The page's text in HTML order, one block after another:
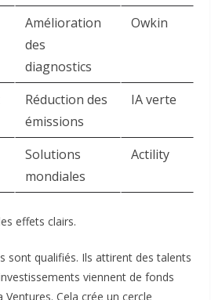
Amélioration
des
diagnostics
Owkin
Réduction des
émissions
IA verte
Solutions
mondiales
Actility
effets clairs.
sont qualifiés. Ils attirent des talents
viennent de fonds
Cela crée un cercle